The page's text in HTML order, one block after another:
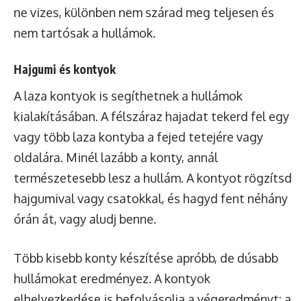
ne vizes, különben nem szárad meg teljesen és
nem tartósak a hullámok.
Hajgumi és kontyok
A laza kontyok is segíthetnek a hullámok
kialakításában. A félszáraz hajadat tekerd fel egy
vagy több laza kontyba a fejed tetejére vagy
oldalára. Minél lazább a konty, annál
természetesebb lesz a hullám. A kontyot rögzítsd
hajgumival vagy csatokkal, és hagyd fent néhány
órán át, vagy aludj benne.
Több kisebb konty készítése apróbb, de dúsabb
hullámokat eredményez. A kontyok